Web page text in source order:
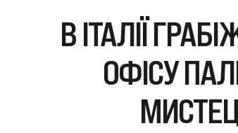
В ІТАЛІЇ
ОФІСУ